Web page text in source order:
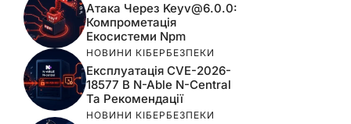
Атака Через Keyv@6.0.0:
Компрометація
Екосистеми Npm
НОВИНИ КІБЕРБЕЗПЕКИ
Експлуатація CVE-2026-
18577 В N-Able N-Central
Та Рекомендації
НОВИНИ КІБЕРБЕЗПЕКИ